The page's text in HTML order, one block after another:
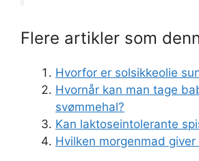
Flere artikler som
Hvorfor er solsikkeolie
Hvornår kan man tage
svømmehal?
Kan laktoseintolerante
Hvilken morgenmad